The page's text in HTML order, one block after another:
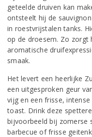
geteelde druiven kan
ontsteelt hij de
in roestvrijstalen tanks.
op de droesem. Zo zorgt
aromatische
smaak.
Het levert een heerlijke
een uitgesproken geur
vijg en een frisse,
toast. Drink deze
bijvoorbeeld bij zomerse
barbecue of frisse